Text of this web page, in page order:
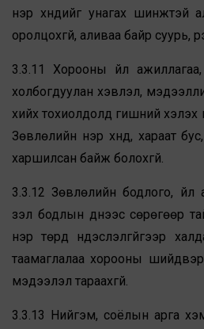
нэр хүндийг унагах шинжтэй
оролцохгүй, аливаа байр суурь,
3.3.11 Хорооны үйл
холбогдуулан хэвлэл,
хийх тохиолдолд гишүүний хэлэх
Зөвлөлийн нэр хүнд, хараат
харшилсан байж болохгүй.
3.3.12 Зөвлөлийн бодлого, үйл
үзэл бодлын үүднээс сөрөгөөр
нэр төрд үндэслэлгүйгээр
таамаглалаа хорооны
мэдээлэл тараахгүй.
3.3.13 Нийгэм, соёлын арга